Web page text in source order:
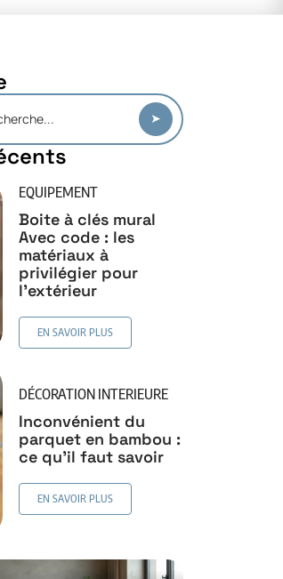
EQUIPEMENT
Boite à clés mural
Avec code : les
matériaux à
privilégier pour
l’extérieur
EN SAVOIR PLUS
DÉCORATION INTERIEURE
Inconvénient du
parquet en bambou :
ce qu’il faut savoir
EN SAVOIR PLUS